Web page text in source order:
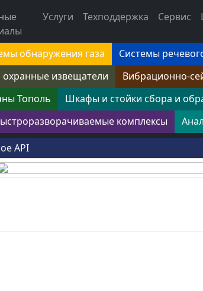
Услуги Техподдержка Сервис
обнаружения газа Системы
охранные извещатели
Вибрационно-
Тополь
Шкафы и стойки сбора и
комплексы
API